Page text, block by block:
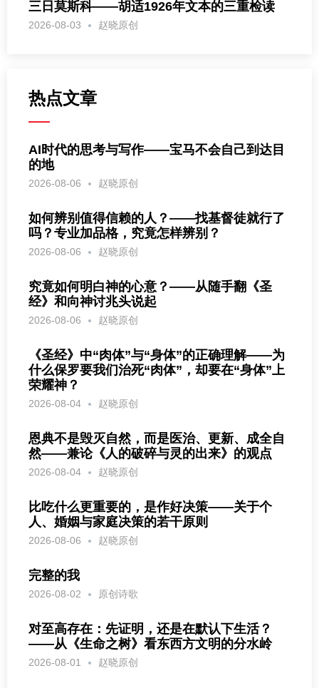
三日莫斯科——胡适1926年文本的三重检读
2026-08-03 赵晓原创
热点文章
AI时代的思考与写作——宝马不会自己到达目
的地
2026-08-06 赵晓原创
如何辨别值得信赖的人？——找基督徒就行了
吗？专业加品格，究竟怎样辨别？
2026-08-06 赵晓原创
究竟如何明白神的心意？——从随手翻《圣
经》和向神讨兆头说起
2026-08-06 赵晓原创
《圣经》中“肉体”与“身体”的正确理解——为
什么保罗要我们治死“肉体”，却要在“身体”上
荣耀神？
2026-08-04 赵晓原创
恩典不是毁灭自然，而是医治、更新、成全自
然——兼论《人的破碎与灵的出来》的观点
2026-08-04 赵晓原创
比吃什么更重要的，是作好决策——关于个
人、婚姻与家庭决策的若干原则
2026-08-06 赵晓原创
完整的我
2026-08-02 原创诗歌
对至高存在：先证明，还是在默认下生活？
——从《生命之树》看东西方文明的分水岭
2026-08-01 赵晓原创